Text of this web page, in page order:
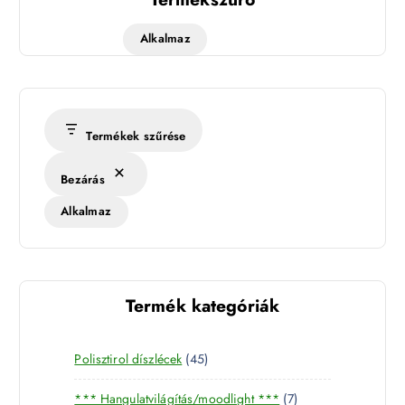
Alkalmaz
Termékek szűrése
Bezárás
Alkalmaz
Termék kategóriák
Polisztirol díszlécek 454
5
t
*** Hangulatvilágítás/moodlight *** 77